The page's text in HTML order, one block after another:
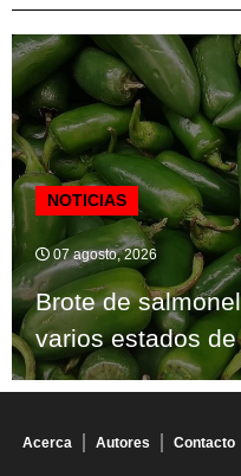
NOTICIAS
07 agosto, 2026
Brote de
varios estados de
Acerca Autores Contacto